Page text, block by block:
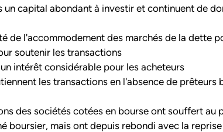
capital abondant à investir et continuent de
de l'accommodement des marchés de la dette
soutenir les transactions
intérêt considérable pour les acheteurs
les transactions en l'absence de prêteurs
des sociétés cotées en bourse ont souffert au
boursier, mais ont depuis rebondi avec la